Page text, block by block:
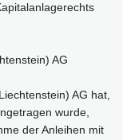
AG
AG hat,
wurde,
der Anleihen mit